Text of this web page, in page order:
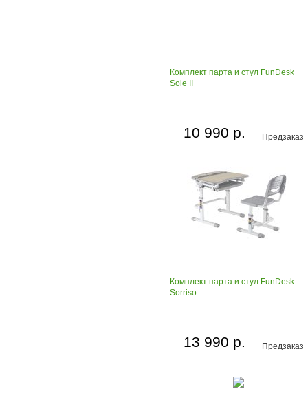
Комплект парта и стул FunDesk
Sole II
Предзаказ
10 990 р.
Комплект парта и стул FunDesk
Sorriso
Предзаказ
13 990 р.